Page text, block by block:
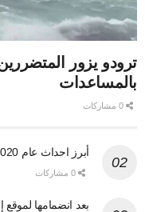
ترودو يزور
بالمساعدات
أبرز احداث عام 2020 .. الجزء الأول
بعد انضمامها